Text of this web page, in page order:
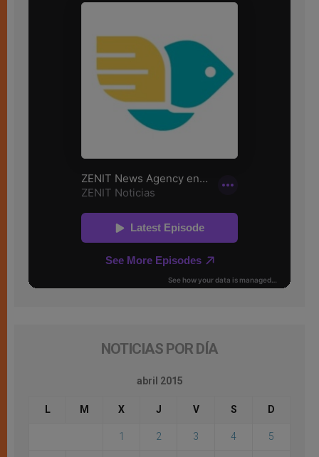
NOTICIAS POR DÍA
abril 2015
L M X J V S D
1 2 3 4 5